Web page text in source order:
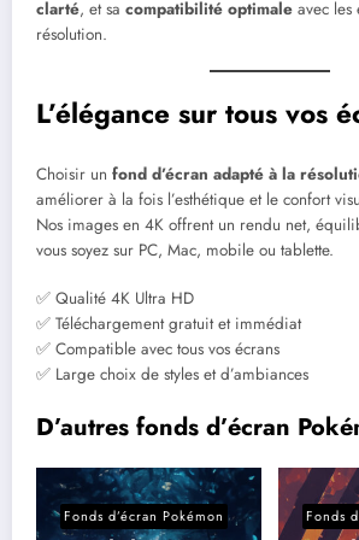
clarté, et sa compatibilité optimale avec les
résolution.
L’élégance sur tous vos
Choisir un fond d’écran adapté à la
améliorer à la fois l’esthétique et le confort
Nos images en 4K offrent un rendu net,
vous soyez sur PC, Mac, mobile ou tablette.
✅ Qualité 4K Ultra HD
✅ Téléchargement gratuit et immédiat
✅ Compatible avec tous vos écrans
✅ Large choix de styles et d’ambiances
D’autres fonds d’écran
Fonds d’écran Pokémon Fonds